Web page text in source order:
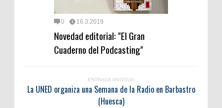
0 16.3.2019
Novedad editorial: "El Gran
Cuaderno del Podcasting"
ENTRADA ANTIGUA
La UNED organiza una Semana de la Radio en Barbastro
(Huesca)